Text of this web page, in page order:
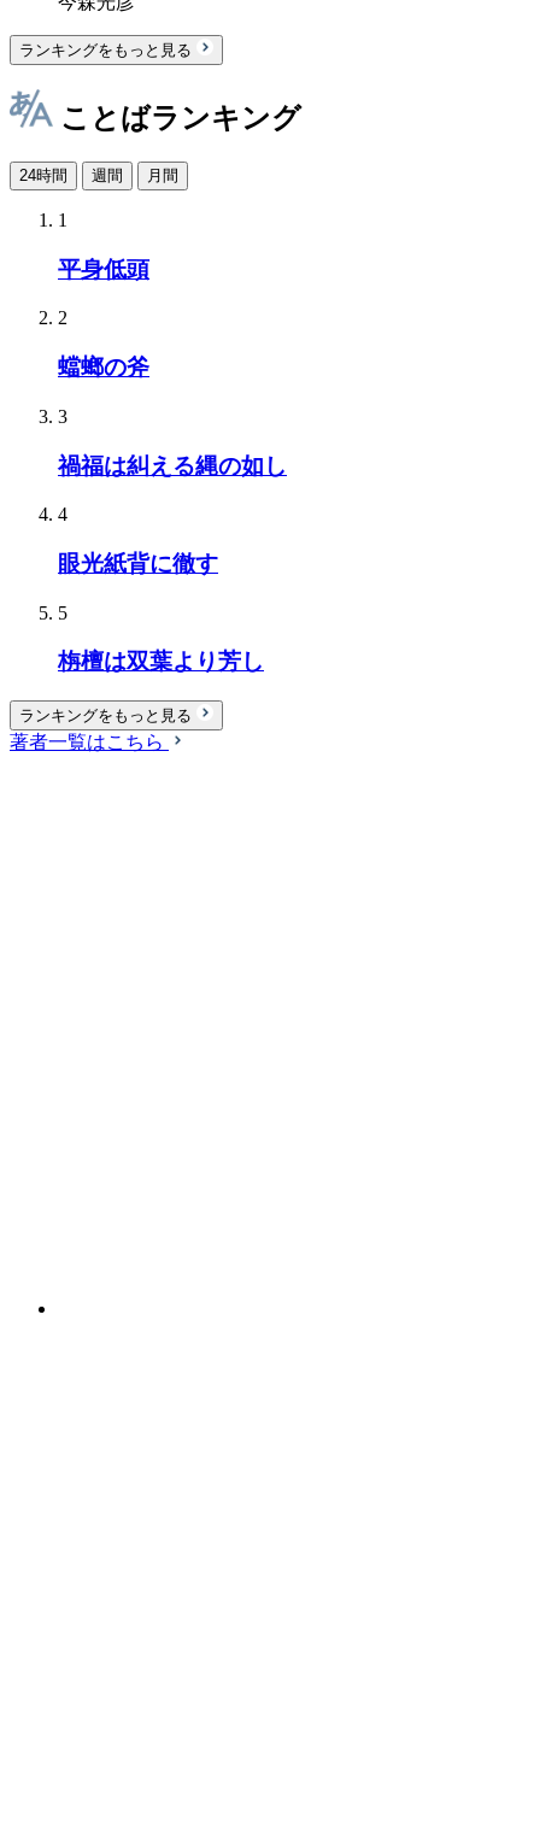
ランキングをもっと見る
ことばランキング
24時間 週間 月間
1
平身低頭
2
蟷螂の斧
3
禍福は糾える縄の如し
4
眼光紙背に徹す
5
栴檀は双葉より芳し
ランキングをもっと見る
著者一覧はこちら